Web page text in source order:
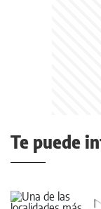
Te puede